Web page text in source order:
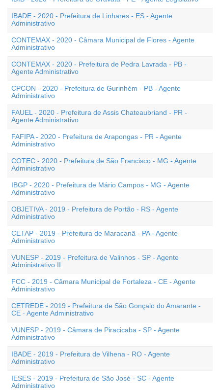
IBADE - 2020 - Prefeitura de Linhares - ES - Agente
Administrativo
CONTEMAX - 2020 - Câmara Municipal de Flores - Agente
Administrativo
CONTEMAX - 2020 - Prefeitura de Pedra Lavrada - PB -
Agente Administrativo
CPCON - 2020 - Prefeitura de Gurinhém - PB - Agente
Administrativo
FAUEL - 2020 - Prefeitura de Assis Chateaubriand - PR -
Agente Administrativo
FAFIPA - 2020 - Prefeitura de Arapongas - PR - Agente
Administrativo
COTEC - 2020 - Prefeitura de São Francisco - MG - Agente
Administrativo
IBGP - 2020 - Prefeitura de Mário Campos - MG - Agente
Administrativo
OBJETIVA - 2019 - Prefeitura de Portão - RS - Agente
Administrativo
CETAP - 2019 - Prefeitura de Maracanã - PA - Agente
Administrativo
VUNESP - 2019 - Prefeitura de Valinhos - SP - Agente
Administrativo II
FCC - 2019 - Câmara Municipal de Fortaleza - CE - Agente
Administrativo
CETREDE - 2019 - Prefeitura de São Gonçalo do Amarante -
CE - Agente Administrativo
VUNESP - 2019 - Câmara de Piracicaba - SP - Agente
Administrativo
IBADE - 2019 - Prefeitura de Vilhena - RO - Agente
Administrativo
IESES - 2019 - Prefeitura de São José - SC - Agente
Administrativo